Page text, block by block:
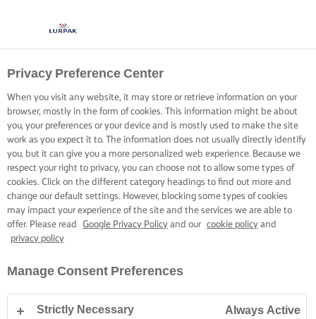
Privacy Preference Center
When you visit any website, it may store or retrieve information on your
browser, mostly in the form of cookies. This information might be about
you, your preferences or your device and is mostly used to make the site
work as you expect it to. The information does not usually directly identify
you, but it can give you a more personalized web experience. Because we
respect your right to privacy, you can choose not to allow some types of
cookies. Click on the different category headings to find out more and
change our default settings. However, blocking some types of cookies
may impact your experience of the site and the services we are able to
offer. Please read
Google Privacy Policy and our cookie policy and
privacy policy
Manage Consent Preferences
Strictly Necessary Always Active